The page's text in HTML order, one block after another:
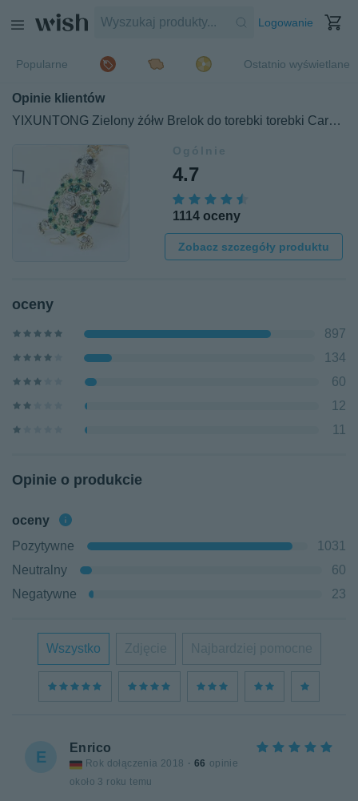
Logowanie
Popularne Ostatnio wyświetlane
Opinie klientów
YIXUNTONG Zielony żółw Brelok do torebki torebki Carkey
Ogólnie
4.7
1114 oceny
Zobacz szczegóły produktu
oceny
897
134
60
12
11
Opinie o produkcie
oceny
Pozytywne
1031
Neutralny
60
Negatywne
23
Wszystko Zdjęcie Najbardziej pomocne
E
Enrico
Rok dołączenia 2018 · 66 opinie
około 3 roku temu